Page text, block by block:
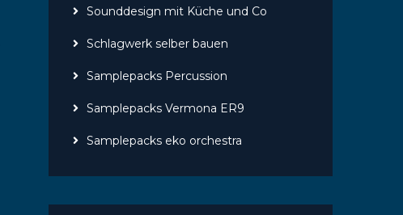
Sounddesign mit Küche und Co
Schlagwerk selber bauen
Samplepacks Percussion
Samplepacks Vermona ER9
Samplepacks eko orchestra